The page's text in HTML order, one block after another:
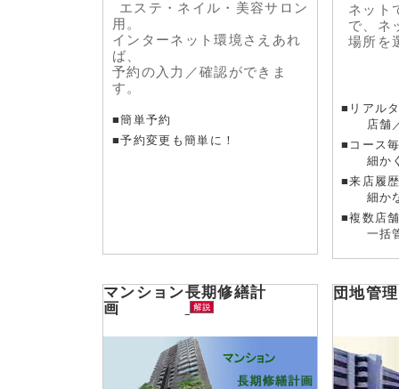
エステ・ネイル・美容サロン
用。
インターネット環境さえあれ
ば、
予約の入力／確認ができま
す。
■簡単予約
■予約変更も簡単に！
ネット
で、ネ
場所を
■リアル
店舗／
■コース
細かく
■来店履
細かな
■複数店
一括管
マンション長期修繕計
画
団地管